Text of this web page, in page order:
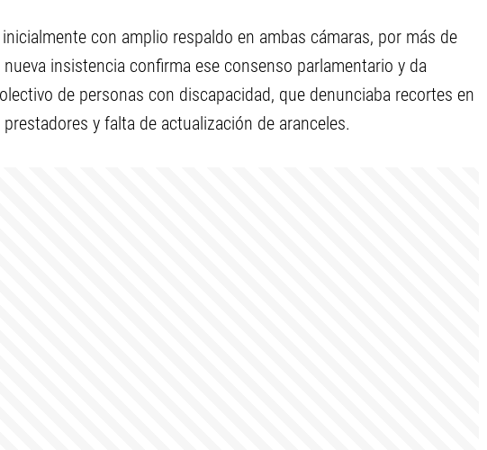
con amplio respaldo en ambas cámaras, por más de
nueva insistencia confirma ese consenso parlamentario y da
de personas con discapacidad, que denunciaba recortes en
y falta de actualización de aranceles.